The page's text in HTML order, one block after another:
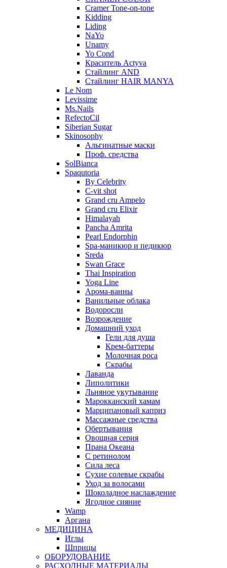
Cramer Tone-on-tone
Kidding
Liding
NaYo
Unamy
Yo Cond
Краситель Actyva
Стайлинг AND
Стайлинг HAIR MANYA
Le Nom
Levissime
Ms.Nails
RefectoCil
Siberian Sugar
Skinosophy
Альгинатные маски
Проф. средства
SolBianca
Spaqutoria
By Celebrity
C-vit shot
Grand cru Ampelo
Grand сru Elixir
Himalayah
Pancha Amrita
Pearl Endorphin
Spa-маникюр и педикюр
Sreda
Swan Grace
Thai Inspiration
Yoga Line
Арома-ванны
Ванильные облака
Водоросли
Возрождение
Домашний уход
Гели для душа
Крем-баттеры
Молочная роса
Скрабы
Лаванда
Липолитики
Льняное укутывание
Марокканский хамам
Марципановый каприз
Массажные средства
Обертывания
Овощная серия
Прана Океана
С ретинолом
Сила леса
Сухие солевые скрабы
Уход за волосами
Шоколадное наслаждение
Ягодное сияние
Wamp
Аргана
МЕДИЦИНА
Иглы
Шприцы
ОБОРУДОВАНИЕ
РАСХОДНЫЕ МАТЕРИАЛЫ